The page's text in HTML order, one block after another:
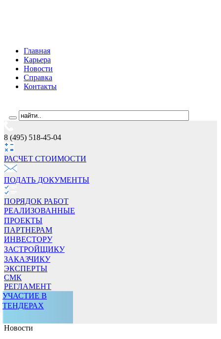
Главная
Карьера
Новости
Справка
Контакты
8 (495) 518-45-04
РАСЧЕТ СТОИМОCТИ
ПОДАТЬ ДОКУМЕНТЫ
ПОРЯДОК РАБОТ
РЕАЛИЗОВАННЫЕ
ПРОЕКТЫ
ПАРТНЕРАМ
ИНВЕСТОРУ
ЗАСТРОЙЩИКУ
ЗАКАЗЧИКУ
ЭКСПЕРТЫ
СМК
РЕГЛАМЕНТ
УЧАСТИЕ В
ТЕНДЕРАХ
Новости